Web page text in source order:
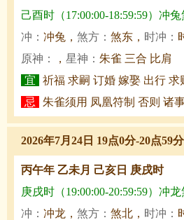
己酉时（17:00:00-18:59:59）冲
冲： 冲兔， 煞方： 煞东， 时冲：
原神：
， 星神： 朱雀 三合 比肩
宜
祈福 求嗣 订婚 嫁娶 出行 求
忌
朱雀须用 凤凰符制 否则 诸
2026年7月24日 19点0分-20点59
丙午年 乙未月 己亥日 庚戌时
庚戌时（19:00:00-20:59:59）冲
冲： 冲龙， 煞方： 煞北， 时冲：